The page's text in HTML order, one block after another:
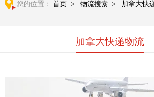
您的位置： 首页 > 物流搜索 > 加拿大快
加拿大快递物流